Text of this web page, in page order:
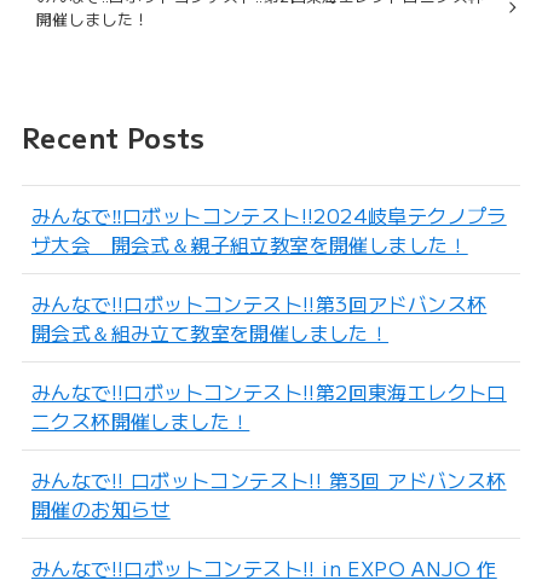
開催しました！
Recent Posts
みんなで‼︎ロボットコンテスト!!2024岐阜テクノプラ
ザ大会 開会式＆親子組立教室を開催しました！
みんなで!!ロボットコンテスト!!第3回アドバンス杯
開会式＆組み立て教室を開催しました！
みんなで!!ロボットコンテスト!!第2回東海エレクトロ
ニクス杯開催しました！
みんなで!! ロボットコンテスト!! 第3回 アドバンス杯
開催のお知らせ
みんなで!!ロボットコンテスト!! in EXPO ANJO 作